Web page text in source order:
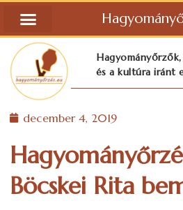
és a kultúra iránt
december 4, 2019
Böcskei Rita